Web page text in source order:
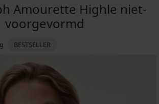
Amourette Highle niet-
voorgevormd
BESTSELLER